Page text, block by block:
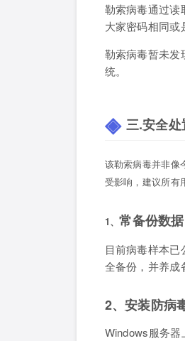
勒索病毒通过读
大家密码相同或
勒索病毒暂未发
统。
三.安全
该勒索病毒并非像
受影响，建议所有
1、常备份数据
目前病毒样本
全备份，并养成
2、安装防病
Windows服务器